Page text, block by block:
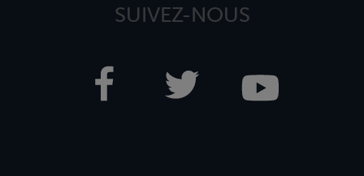
SUIVEZ-NOUS